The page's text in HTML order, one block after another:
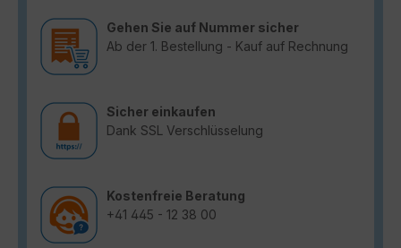
Gehen Sie auf Nummer sicher
Ab der 1. Bestellung - Kauf auf Rechnung
Sicher einkaufen
Dank SSL Verschlüsselung
Kostenfreie Beratung
+41 445 - 12 38 00